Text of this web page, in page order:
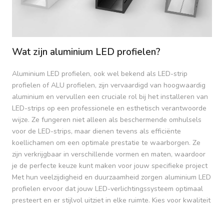
Wat zijn aluminium LED profielen?
Aluminium LED profielen, ook wel bekend als LED-strip
profielen of ALU profielen, zijn vervaardigd van hoogwaardig
aluminium en vervullen een cruciale rol bij het installeren van
LED-strips op een professionele en esthetisch verantwoorde
wijze. Ze fungeren niet alleen als beschermende omhulsels
voor de LED-strips, maar dienen tevens als efficiënte
koellichamen om een optimale prestatie te waarborgen. Ze
zijn verkrijgbaar in verschillende vormen en maten, waardoor
je de perfecte keuze kunt maken voor jouw specifieke project
Met hun veelzijdigheid en duurzaamheid zorgen aluminium LED
profielen ervoor dat jouw LED-verlichtingssysteem optimaal
presteert en er stijlvol uitziet in elke ruimte. Kies voor kwaliteit